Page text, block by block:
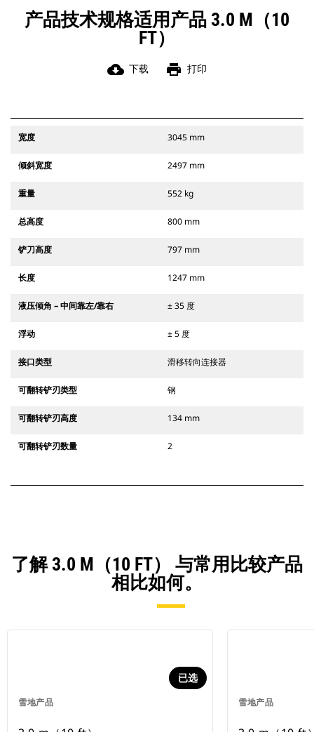
产品技术规格适用产品 3.0 M（10
FT）
cloud_download 下载 print 打印
宽度 3045 mm
倾斜宽度 2497 mm
重量 552 kg
总高度 800 mm
铲刀高度 797 mm
长度 1247 mm
液压倾角 – 中间靠左/靠右 ± 35 度
浮动 ± 5 度
接口类型 滑移转向连接器
可翻转铲刃类型 钢
可翻转铲刃高度 134 mm
可翻转铲刃数量 2
了解 3.0 M（10 FT） 与常用比较产品
相比如何。
雪地产品
已选
雪地产品